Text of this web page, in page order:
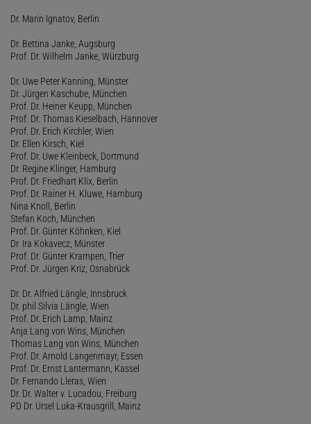
Dr. Marin Ignatov, Berlin
Dr. Bettina Janke, Augsburg
Prof. Dr. Wilhelm Janke, Würzburg
Dr. Uwe Peter Kanning, Münster
Dr. Jürgen Kaschube, München
Prof. Dr. Heiner Keupp, München
Prof. Dr. Thomas Kieselbach, Hannover
Prof. Dr. Erich Kirchler, Wien
Dr. Ellen Kirsch, Kiel
Prof. Dr. Uwe Kleinbeck, Dortmund
Dr. Regine Klinger, Hamburg
Prof. Dr. Friedhart Klix, Berlin
Prof. Dr. Rainer H. Kluwe, Hamburg
Nina Knoll, Berlin
Stefan Koch, München
Prof. Dr. Günter Köhnken, Kiel
Dr. Ira Kokavecz, Münster
Prof. Dr. Günter Krampen, Trier
Prof. Dr. Jürgen Kriz, Osnabrück
Dr. Dr. Alfried Längle, Innsbruck
Dr. phil Silvia Längle, Wien
Prof. Dr. Erich Lamp, Mainz
Anja Lang von Wins, München
Thomas Lang von Wins, München
Prof. Dr. Arnold Langenmayr, Essen
Prof. Dr. Ernst Lantermann, Kassel
Dr. Fernando Lleras, Wien
Dr. Dr. Walter v. Lucadou, Freiburg
PD Dr. Ursel Luka-Krausgrill, Mainz